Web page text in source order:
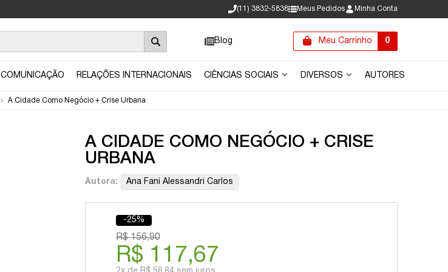
(11) 3832-5838 Meus Pedidos Minha Conta
Blog Meu Carrinho 0
COMUNICAÇÃO RELAÇÕES INTERNACIONAIS CIÊNCIAS SOCIAIS DIVERSOS AUTORES
A Cidade Como Negócio + Crise Urbana
A CIDADE COMO NEGÓCIO + CRISE
URBANA
Autora: Ana Fani Alessandri Carlos
-25%
R$ 156,90
R$ 117,67